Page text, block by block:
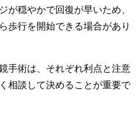
穏やかで回復が早いため、
歩行を開始できる場合があり
手術は、それぞれ利点と注意
相談して決めることが重要で